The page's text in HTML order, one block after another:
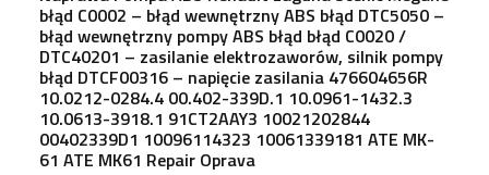
błąd C0002 – błąd wewnętrzny ABS błąd DTC5050 –
błąd wewnętrzny pompy ABS błąd błąd C0020 /
DTC40201 – zasilanie elektrozaworów, silnik pompy
błąd DTCF00316 – napięcie zasilania 476604656R
10.0212-0284.4 00.402-339D.1 10.0961-1432.3
10.0613-3918.1 91CT2AAY3 10021202844
00402339D1 10096114323 10061339181 ATE MK-
61 ATE MK61 Repair Oprava